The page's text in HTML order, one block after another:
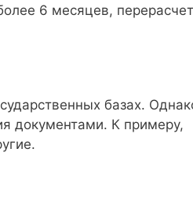
6 месяцев, перерасчет
базах.
документами. К примеру,